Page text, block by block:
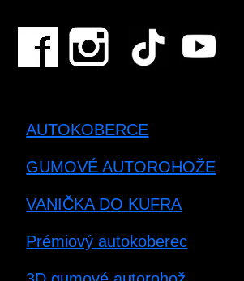
AUTOKOBERCE
GUMOVÉ AUTOROHOŽE
VANIČKA DO KUFRA
Prémiový autokoberec